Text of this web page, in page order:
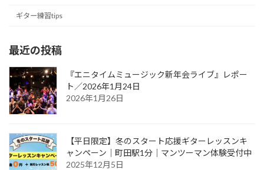
ギター練習tips
最近の投稿
『エニタイムミュージック新年会ライブ』レポー
ト／2026年1月24日
2026年1月26日
【平日限定】冬のスタート応援ギターレッスンキ
ャンペーン｜町田駅1分｜マンツーマン体験受付中
2025年12月5日